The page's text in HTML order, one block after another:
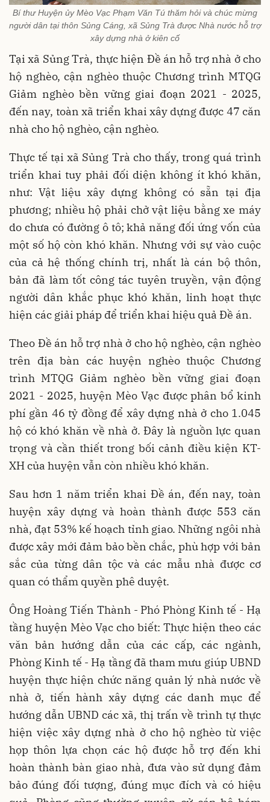
Bí thư Huyện ủy Mèo Vạc Phạm Văn Tú thăm hỏi và chúc mừng
người dân tại thôn Sủng Cáng, xã Sủng Trà được Nhà nước hỗ trợ
xây dựng nhà ở kiên cố
Tại xã Sủng Trà, thực hiện Đề án hỗ trợ nhà ở cho
hộ nghèo, cận nghèo thuộc Chương trình MTQG
Giảm nghèo bền vững giai đoạn 2021 - 2025,
đến nay, toàn xã triển khai xây dựng được 47 căn
nhà cho hộ nghèo, cận nghèo.
Thực tế tại xã Sủng Trà cho thấy, trong quá trình
triển khai tuy phải đối diện không ít khó khăn,
như: Vật liệu xây dựng không có sẵn tại địa
phương; nhiều hộ phải chở vật liệu bằng xe máy
do chưa có đường ô tô; khả năng đối ứng vốn của
một số hộ còn khó khăn. Nhưng với sự vào cuộc
của cả hệ thống chính trị, nhất là cán bộ thôn,
bản đã làm tốt công tác tuyên truyền, vận động
người dân khắc phục khó khăn, linh hoạt thực
hiện các giải pháp để triển khai hiệu quả Đề án.
Theo Đề án hỗ trợ nhà ở cho hộ nghèo, cận nghèo
trên địa bàn các huyện nghèo thuộc Chương
trình MTQG Giảm nghèo bền vững giai đoạn
2021 - 2025, huyện Mèo Vạc được phân bổ kinh
phí gần 46 tỷ đồng để xây dựng nhà ở cho 1.045
hộ có khó khăn về nhà ở. Đây là nguồn lực quan
trọng và cần thiết trong bối cảnh điều kiện KT-
XH của huyện vẫn còn nhiều khó khăn.
Sau hơn 1 năm triển khai Đề án, đến nay, toàn
huyện xây dựng và hoàn thành được 553 căn
nhà, đạt 53% kế hoạch tỉnh giao. Những ngôi nhà
được xây mới đảm bảo bền chắc, phù hợp với bản
sắc của từng dân tộc và các mẫu nhà được cơ
quan có thẩm quyền phê duyệt.
Ông Hoàng Tiến Thành - Phó Phòng Kinh tế - Hạ
tầng huyện Mèo Vạc cho biết: Thực hiện theo các
văn bản hướng dẫn của các cấp, các ngành,
Phòng Kinh tế - Hạ tầng đã tham mưu giúp UBND
huyện thực hiện chức năng quản lý nhà nước về
nhà ở, tiến hành xây dựng các danh mục để
hướng dẫn UBND các xã, thị trấn về trình tự thực
hiện việc xây dựng nhà ở cho hộ nghèo từ việc
họp thôn lựa chọn các hộ được hỗ trợ đến khi
hoàn thành bàn giao nhà, đưa vào sử dụng đảm
bảo đúng đối tượng, đúng mục đích và có hiệu